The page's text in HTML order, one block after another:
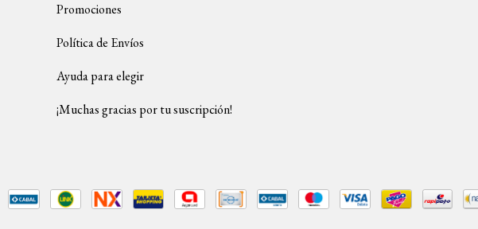
Promociones
Política de Envíos
Ayuda para elegir
¡Muchas gracias por tu suscripción!